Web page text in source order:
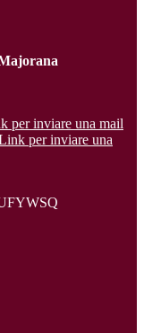
per inviare una mail
per inviare una